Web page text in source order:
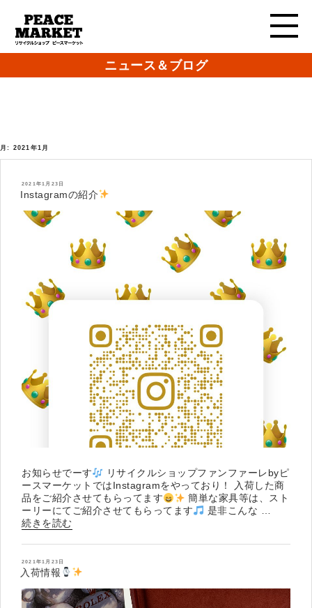
ニュース＆ブログ
月: 2021年1月
投
2021年1月23日
Instagramの紹介
お知らせでーす
リサイクルショップファンファーレbyピ
ースマーケットではInstagramをやっており！ 入荷した商
品をご紹介させてもらってます
簡単な家具等は、スト
ーリーにてご紹介させてもらってます
是非こんな …
“Instagram
の
紹
介
の
続きを読む
投
稿
日:
2021年1月23日
入荷情報